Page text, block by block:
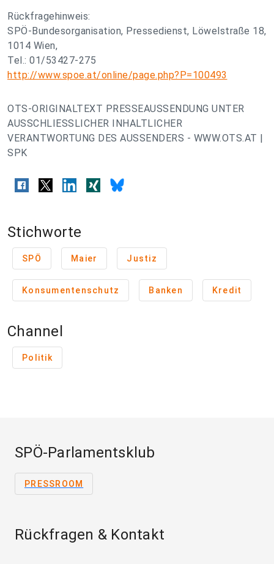
Rückfragehinweis:
SPÖ-Bundesorganisation, Pressedienst, Löwelstraße 18,
1014 Wien,
Tel.: 01/53427-275
http://www.spoe.at/online/page.php?P=100493
OTS-ORIGINALTEXT PRESSEAUSSENDUNG UNTER
AUSSCHLIESSLICHER INHALTLICHER
VERANTWORTUNG DES AUSSENDERS - WWW.OTS.AT |
SPK
Stichworte
SPÖ Maier Justiz
Konsumentenschutz Banken Kredit
Channel
Politik
SPÖ-Parlamentsklub
PRESSROOM
Rückfragen & Kontakt